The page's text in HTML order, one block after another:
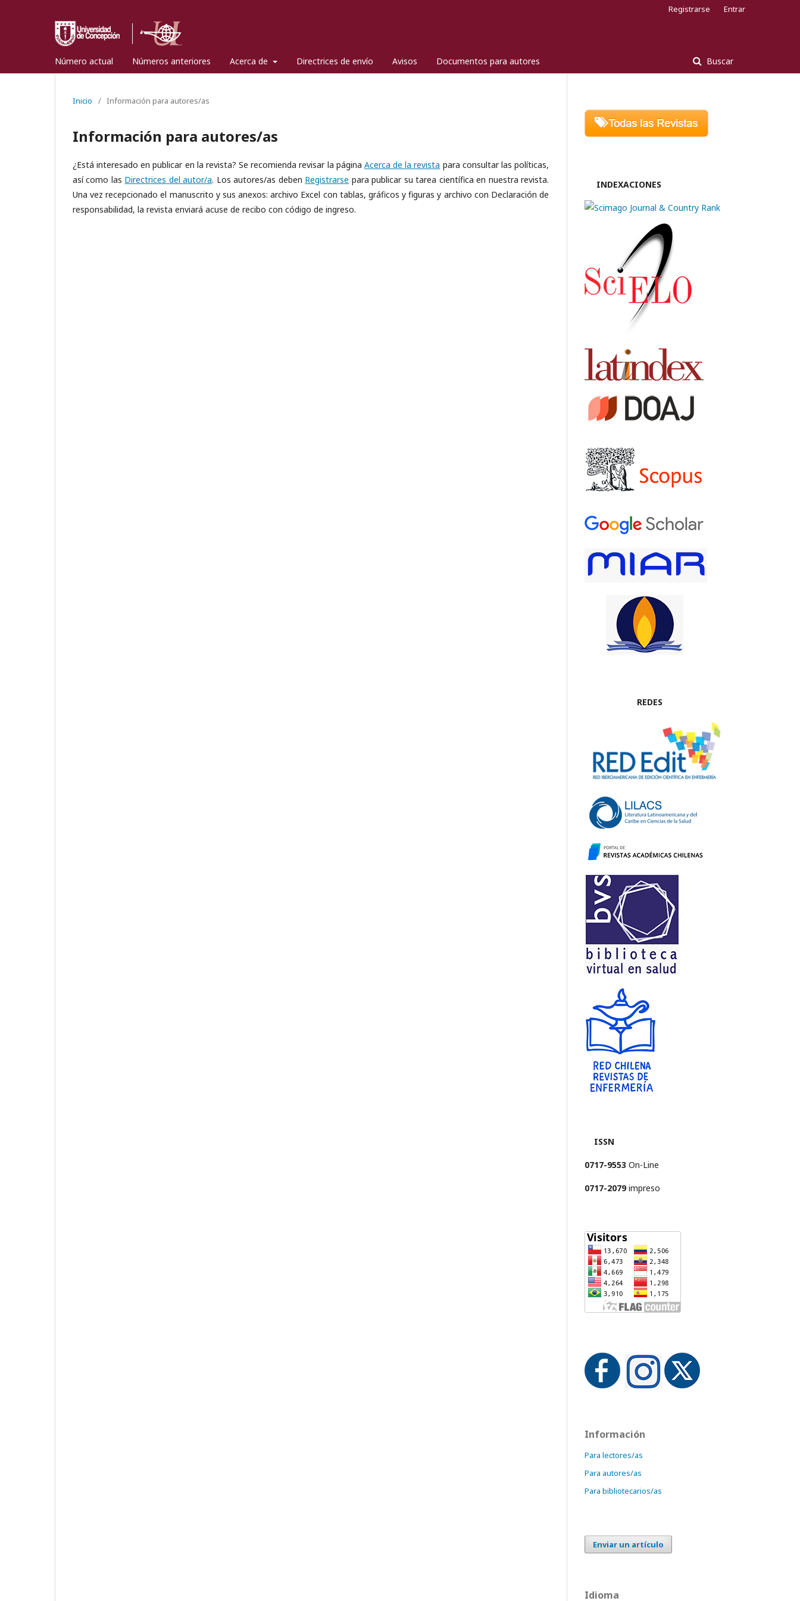
Número actual Números anteriores Acerca de Directrices de envío Avisos Documentos para autores Buscar
Registrarse Entrar
Inicio / Información para autores/as
Información para autores/as
¿Está interesado en publicar en la revista? Se recomienda revisar la página Acerca de la revista para consultar las políticas,
así como las Directrices del autor/a. Los autores/as deben Registrarse para publicar su tarea científica en nuestra revista.
Una vez recepcionado el manuscrito y sus anexos: archivo Excel con tablas, gráficos y figuras y archivo con Declaración de
responsabilidad, la revista enviará acuse de recibo con código de ingreso.
INDEXACIONES
REDES
ISSN
0717-9553 On-Line
0717-2079impreso
Información
Para lectores/as
Para autores/as
Para bibliotecarios/as
Enviar un artículo
Idioma